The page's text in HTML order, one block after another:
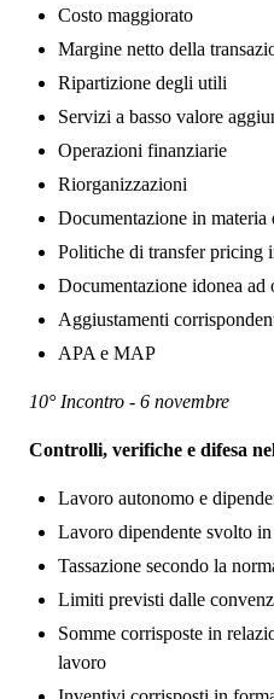
Costo maggiorato
Margine netto della
Ripartizione degli utili
Servizi a basso valore
Operazioni finanziarie
Riorganizzazioni
Documentazione in
Politiche di transfer pricing
Documentazione idonea ad
Aggiustamenti
APA e MAP
10° Incontro - 6 novembre
Controlli, verifiche e difesa
Lavoro autonomo e
Lavoro dipendente svolto
Tassazione secondo la
Limiti previsti dalle
Somme corrisposte in
lavoro